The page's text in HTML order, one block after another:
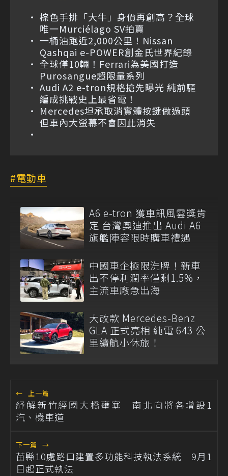
棕色手排「大牛」身價再創高？全球
唯一Murciélago SV拍賣
一桶油跑近2,000公里！Nissan
Qashqai e-POWER創金氏世界紀錄
全球僅10輛！Ferrari為美國打造
Purosangue超限量系列
Audi A2 e-tron規格搶先曝光 純前驅
編成挑戰史上最省電！
Mercedes坦承取消實體按鍵做過頭
但車內大螢幕不會因此消失
電動車
A6 e-tron 獲車訊風雲獎肯
定 台灣奧迪推出 Audi A6
旗艦陣容限時購車禮遇
中國車企極限洗牌！新車
出不停利潤率僅剩1.5%，
主流車廠急出海
大改款 Mercedes-Benz
GLA 正式亮相 純電 643 公
里續航小休旅！
← 上一篇
紓解新竹經國大橋壅塞 南北向將各增設1
汽、機車道
下一篇 →
苗縣10處路口建置多功能科技執法系統 9月1
日起正式執法